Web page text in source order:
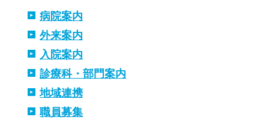
病院案内
外来案内
入院案内
診療科・部門案内
地域連携
職員募集